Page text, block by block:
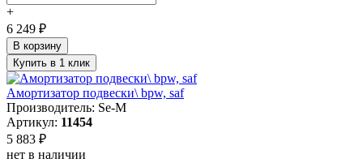
+
6 249 ₽
В корзину
Купить в 1 клик
Амортизатор подвески\ bpw, saf
Производитель: Se-M
Артикул: 11454
5 883 ₽
нет в наличии